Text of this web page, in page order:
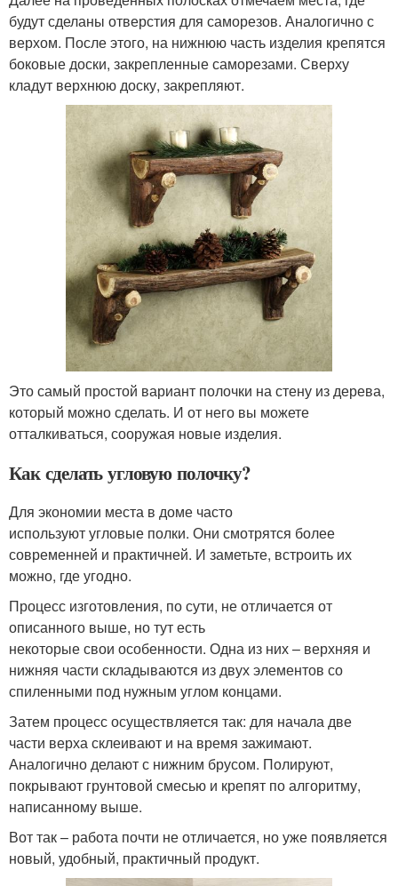
будут сделаны отверстия для саморезов. Аналогично с
верхом. После этого, на нижнюю часть изделия крепятся
боковые доски, закрепленные саморезами. Сверху
кладут верхнюю доску, закрепляют.
Это самый простой вариант полочки на стену из дерева,
который можно сделать. И от него вы можете
отталкиваться, сооружая новые изделия.
Как сделать угловую полочку?
Для экономии места в доме часто
используют угловые полки. Они смотрятся более
современней и практичней. И заметьте, встроить их
можно, где угодно.
Процесс изготовления, по сути, не отличается от
описанного выше, но тут есть
некоторые свои особенности. Одна из них – верхняя и
нижняя части складываются из двух элементов со
спиленными под нужным углом концами.
Затем процесс осуществляется так: для начала две
части верха склеивают и на время зажимают.
Аналогично делают с нижним брусом. Полируют,
покрывают грунтовой смесью и крепят по алгоритму,
написанному выше.
Вот так – работа почти не отличается, но уже появляется
новый, удобный, практичный продукт.